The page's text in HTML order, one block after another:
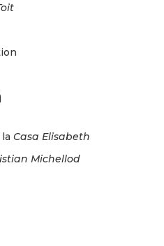
Casa Elisabeth
Michellod